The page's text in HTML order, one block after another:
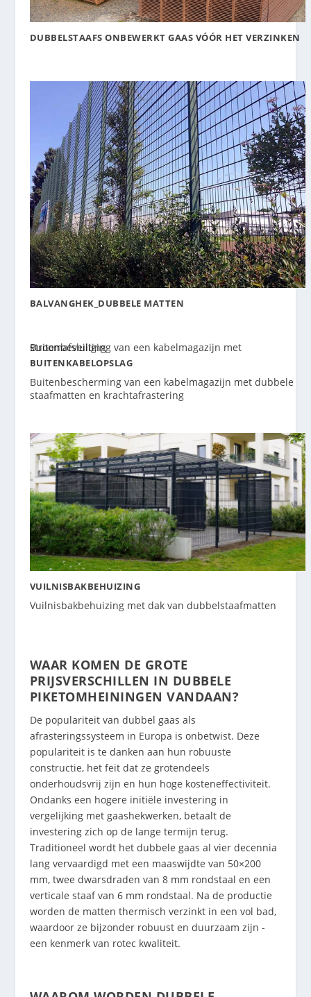
DUBBELSTAAFS ONBEWERKT GAAS VÓÓR HET VERZINKEN
BALVANGHEK_DUBBELE MATTEN
BUITENKABELOPSLAG
Buitenbescherming van een kabelmagazijn met dubbele
staafmatten en krachtafrastering
VUILNISBAKBEHUIZING
Vuilnisbakbehuizing met dak van dubbelstaafmatten
WAAR KOMEN DE GROTE
PRIJSVERSCHILLEN IN DUBBELE
PIKETOMHEININGEN VANDAAN?
De populariteit van dubbel gaas als
afrasteringssysteem in Europa is onbetwist. Deze
populariteit is te danken aan hun robuuste
constructie, het feit dat ze grotendeels
onderhoudsvrij zijn en hun hoge kosteneffectiviteit.
Ondanks een hogere initiële investering in
vergelijking met gaashekwerken, betaalt de
investering zich op de lange termijn terug.
Traditioneel wordt het dubbele gaas al vier decennia
lang vervaardigd met een maaswijdte van 50×200
mm, twee dwarsdraden van 8 mm rondstaal en een
verticale staaf van 6 mm rondstaal. Na de productie
worden de matten thermisch verzinkt in een vol bad,
waardoor ze bijzonder robuust en duurzaam zijn -
een kenmerk van rotec kwaliteit.